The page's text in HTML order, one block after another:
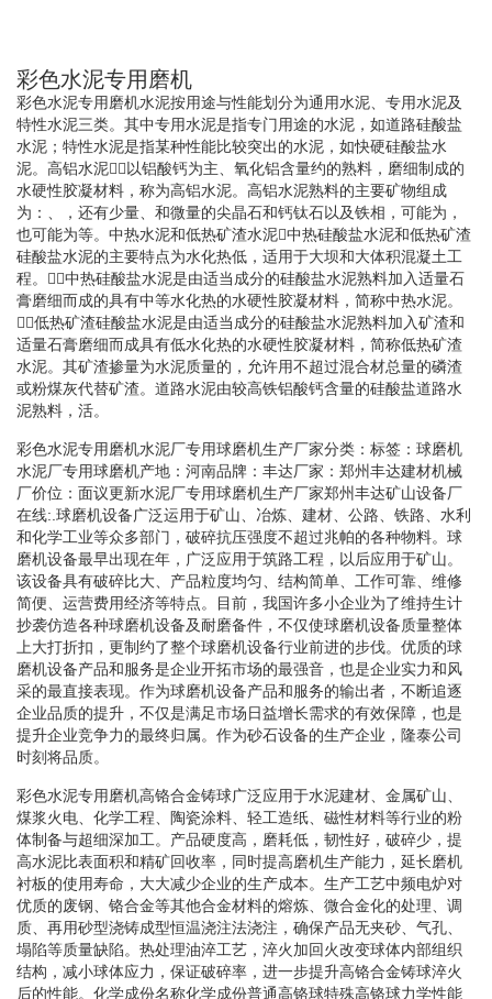
彩色水泥专用磨机
彩色水泥专用磨机水泥按用途与性能划分为通用水泥、专用水泥及
特性水泥三类。其中专用水泥是指专门用途的水泥，如道路硅酸盐
水泥；特性水泥是指某种性能比较突出的水泥，如快硬硅酸盐水
泥。高铝水泥以铝酸钙为主、氧化铝含量约的熟料，磨细制成的
水硬性胶凝材料，称为高铝水泥。高铝水泥熟料的主要矿物组成
为：、，还有少量、和微量的尖晶石和钙钛石以及铁相，可能为，
也可能为等。中热水泥和低热矿渣水泥中热硅酸盐水泥和低热矿渣
硅酸盐水泥的主要特点为水化热低，适用于大坝和大体积混凝土工
程。中热硅酸盐水泥是由适当成分的硅酸盐水泥熟料加入适量石
膏磨细而成的具有中等水化热的水硬性胶凝材料，简称中热水泥。
低热矿渣硅酸盐水泥是由适当成分的硅酸盐水泥熟料加入矿渣和
适量石膏磨细而成具有低水化热的水硬性胶凝材料，简称低热矿渣
水泥。其矿渣掺量为水泥质量的，允许用不超过混合材总量的磷渣
或粉煤灰代替矿渣。道路水泥由较高铁铝酸钙含量的硅酸盐道路水
泥熟料，活。
彩色水泥专用磨机水泥厂专用球磨机生产厂家分类：标签：球磨机
水泥厂专用球磨机产地：河南品牌：丰达厂家：郑州丰达建材机械
厂价位：面议更新水泥厂专用球磨机生产厂家郑州丰达矿山设备厂
在线:.球磨机设备广泛运用于矿山、冶炼、建材、公路、铁路、水利
和化学工业等众多部门，破碎抗压强度不超过兆帕的各种物料。球
磨机设备最早出现在年，广泛应用于筑路工程，以后应用于矿山。
该设备具有破碎比大、产品粒度均匀、结构简单、工作可靠、维修
简便、运营费用经济等特点。目前，我国许多小企业为了维持生计
抄袭仿造各种球磨机设备及耐磨备件，不仅使球磨机设备质量整体
上大打折扣，更制约了整个球磨机设备行业前进的步伐。优质的球
磨机设备产品和服务是企业开拓市场的最强音，也是企业实力和风
采的最直接表现。作为球磨机设备产品和服务的输出者，不断追逐
企业品质的提升，不仅是满足市场日益增长需求的有效保障，也是
提升企业竞争力的最终归属。作为砂石设备的生产企业，隆泰公司
时刻将品质。
彩色水泥专用磨机高铬合金铸球广泛应用于水泥建材、金属矿山、
煤浆火电、化学工程、陶瓷涂料、轻工造纸、磁性材料等行业的粉
体制备与超细深加工。产品硬度高，磨耗低，韧性好，破碎少，提
高水泥比表面积和精矿回收率，同时提高磨机生产能力，延长磨机
衬板的使用寿命，大大减少企业的生产成本。生产工艺中频电炉对
优质的废钢、铬合金等其他合金材料的熔炼、微合金化的处理、调
质、再用砂型浇铸成型恒温浇注法浇注，确保产品无夹砂、气孔、
塌陷等质量缺陷。热处理油淬工艺，淬火加回火改变球体内部组织
结构，减小球体应力，保证破碎率，进一步提升高铬合金铸球淬火
后的性能。化学成份名称化学成份普通高铬球特殊高铬球力学性能